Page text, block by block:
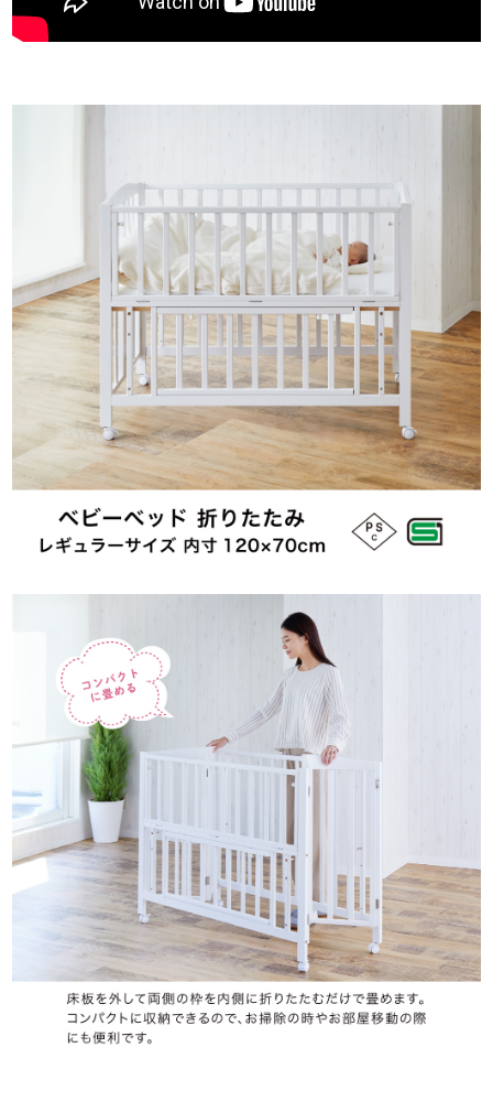
KATOJI TV
このサイトについて
プライバシーポリシー
サイトマップ
オフィシャルFacebook
オフィシャルInstagram
× 閉じる